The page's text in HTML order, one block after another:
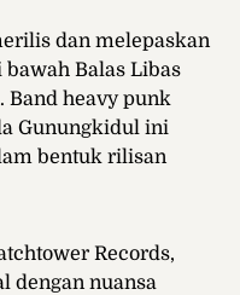
dan melepaskan
bawah Balas Libas
Band heavy punk
Gunungkidul ini
bentuk rilisan
Records,
dengan nuansa